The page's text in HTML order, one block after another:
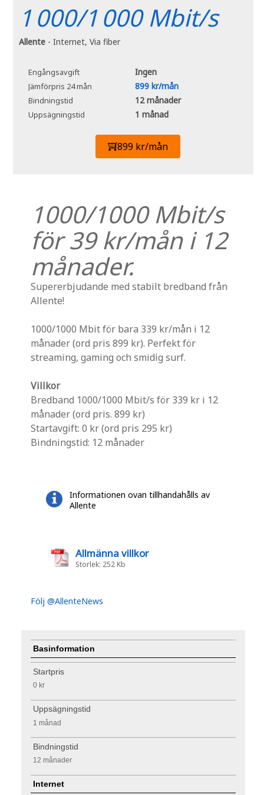
1 000/1 000 Mbit/s
Allente - Internet, Via fiber
Engångsavgift Ingen
Jämförpris 24 mån 899 kr/mån
Bindningstid 12 månader
Uppsägningstid 1 månad
899 kr/mån
1000/1000 Mbit/s
för 39 kr/mån i 12
månader.
Supererbjudande med stabilt bredband från
Allente!
1000/1000 Mbit för bara 339 kr/mån i 12
månader (ord pris 899 kr). Perfekt för
streaming, gaming och smidig surf.
Villkor
Bredband 1000/1000 Mbit/s för 339 kr i 12
månader (ord pris. 899 kr)
Startavgift: 0 kr (ord pris 295 kr)
Bindningstid: 12 månader
Informationen ovan tillhandahålls av
Allente
Allmänna villkor
Storlek: 252 Kb
Följ @AllenteNews
Basinformation
Startpris
0 kr
Uppsägningstid
1 månad
Bindningstid
12 månader
Internet